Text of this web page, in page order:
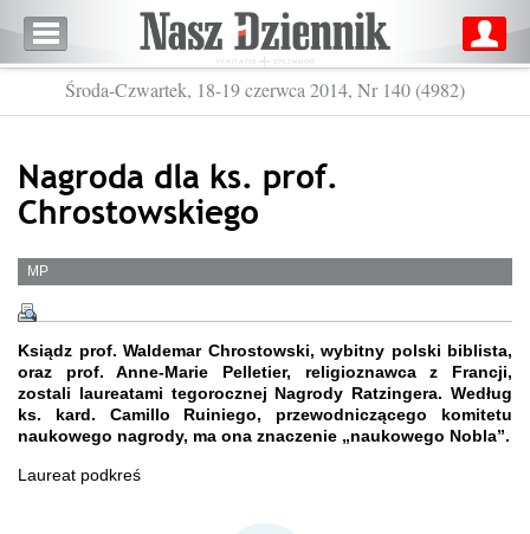
Środa-Czwartek, 18-19 czerwca 2014, Nr 140 (4982)
Nagroda dla ks. prof.
Chrostowskiego
MP
Ksiądz prof. Waldemar Chrostowski, wybitny polski biblista,
oraz prof. Anne-Marie Pelletier, religioznawca z Francji,
zostali laureatami tegorocznej Nagrody Ratzingera. Według
ks. kard. Camillo Ruiniego, przewodniczącego komitetu
naukowego nagrody, ma ona znaczenie „naukowego Nobla”.
Laureat podkreś